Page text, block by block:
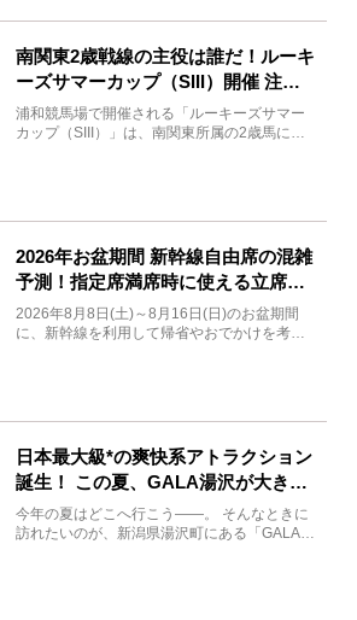
南関東2歳戦線の主役は誰だ！ルーキ
ーズサマーカップ（SIII）開催 注目
馬と見どころをチェック
浦和競馬場で開催される「ルーキーズサマー
カップ（SIII）」は、南関東所属の2歳馬によ
2026年お盆期間 新幹線自由席の混雑
予測！指定席満席時に使える立席特
急券も解説
2026年8月8日(土)～8月16日(日)のお盆期間
に、新幹線を利用して帰省やおでかけを考え
日本最大級*の爽快系アトラクション
誕生！ この夏、GALA湯沢が大きく
生まれ変わる
今年の夏はどこへ行こう――。 そんなときに
訪れたいのが、新潟県湯沢町にある「GALA湯